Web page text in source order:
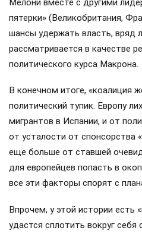
Мелони вместе с другими
пятерки» (Великобритания,
шансы удержать власть, вряд
рассматривается в качестве
политического курса Макрона.
В конечном итоге, «коалиция
политический тупик. Европу
мигрантов в Испании, и от
от усталости от спонсорства
еще больше от ставшей
для европейцев попасть в
все эти факторы спорят с
Впрочем, у этой истории есть
удастся сплотить вокруг себя